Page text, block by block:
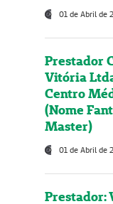
01 de Abril de
Prestador
Vitória
Centro
(Nome
Master)
01 de Abril de
Prestador: